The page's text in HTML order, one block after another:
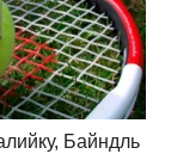
Байндль